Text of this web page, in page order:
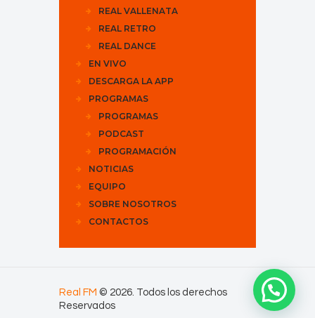
REAL VALLENATA
REAL RETRO
REAL DANCE
EN VIVO
DESCARGA LA APP
PROGRAMAS
PROGRAMAS
PODCAST
PROGRAMACIÓN
NOTICIAS
EQUIPO
SOBRE NOSOTROS
CONTACTOS
Real FM © 2026. Todos los derechos
Reservados